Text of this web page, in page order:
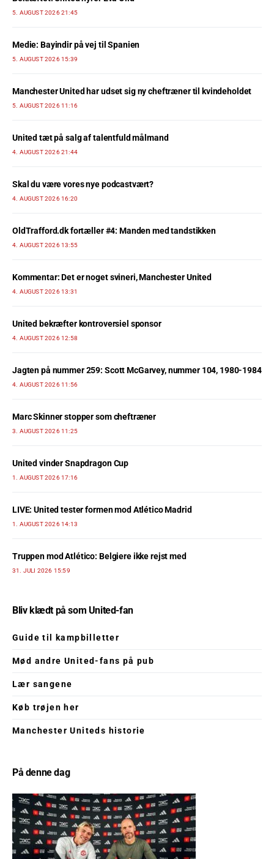
5. AUGUST 2026 21:45
Medie: Bayindir på vej til Spanien
5. AUGUST 2026 15:39
Manchester United har udset sig ny cheftræner til kvindeholdet
5. AUGUST 2026 11:16
United tæt på salg af talentfuld målmand
4. AUGUST 2026 21:44
Skal du være vores nye podcastvært?
4. AUGUST 2026 16:20
OldTrafford.dk fortæller #4: Manden med tandstikken
4. AUGUST 2026 13:55
Kommentar: Det er noget svineri, Manchester United
4. AUGUST 2026 13:31
United bekræfter kontroversiel sponsor
4. AUGUST 2026 12:58
Jagten på nummer 259: Scott McGarvey, nummer 104, 1980-1984
4. AUGUST 2026 11:56
Marc Skinner stopper som cheftræner
3. AUGUST 2026 11:25
United vinder Snapdragon Cup
1. AUGUST 2026 17:16
LIVE: United tester formen mod Atlético Madrid
1. AUGUST 2026 14:13
Truppen mod Atlético: Belgiere ikke rejst med
31. JULI 2026 15:59
Bliv klædt på som United-fan
Guide til kampbilletter
Mød andre United-fans på pub
Lær sangene
Køb trøjen her
Manchester Uniteds historie
På denne dag